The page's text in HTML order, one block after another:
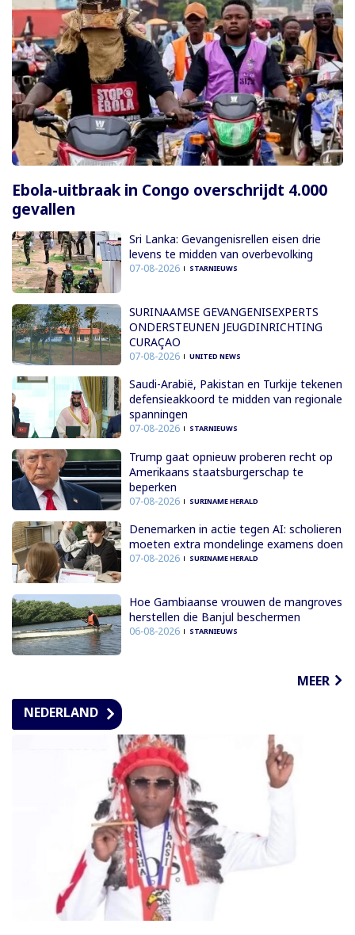
Ebola-uitbraak in Congo overschrijdt 4.000
gevallen
Sri Lanka: Gevangenisrellen eisen drie
levens te midden van overbevolking
07-08-2026 STARNIEUWS
SURINAAMSE GEVANGENISEXPERTS
ONDERSTEUNEN JEUGDINRICHTING
CURAÇAO
07-08-2026 UNITED NEWS
Saudi-Arabië, Pakistan en Turkije tekenen
defensieakkoord te midden van regionale
spanningen
07-08-2026 STARNIEUWS
Trump gaat opnieuw proberen recht op
Amerikaans staatsburgerschap te
beperken
07-08-2026 SURINAME HERALD
Denemarken in actie tegen AI: scholieren
moeten extra mondelinge examens doen
07-08-2026 SURINAME HERALD
Hoe Gambiaanse vrouwen de mangroves
herstellen die Banjul beschermen
06-08-2026 STARNIEUWS
MEER
NEDERLAND